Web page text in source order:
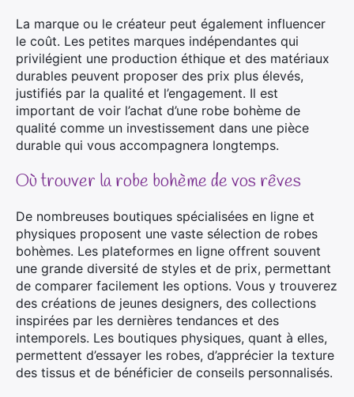
La marque ou le créateur peut également influencer
le coût. Les petites marques indépendantes qui
privilégient une production éthique et des matériaux
durables peuvent proposer des prix plus élevés,
justifiés par la qualité et l’engagement. Il est
important de voir l’achat d’une robe bohème de
qualité comme un investissement dans une pièce
durable qui vous accompagnera longtemps.
Où trouver la robe bohème de vos rêves
De nombreuses boutiques spécialisées en ligne et
physiques proposent une vaste sélection de robes
bohèmes. Les plateformes en ligne offrent souvent
une grande diversité de styles et de prix, permettant
de comparer facilement les options. Vous y trouverez
des créations de jeunes designers, des collections
inspirées par les dernières tendances et des
intemporels. Les boutiques physiques, quant à elles,
permettent d’essayer les robes, d’apprécier la texture
des tissus et de bénéficier de conseils personnalisés.